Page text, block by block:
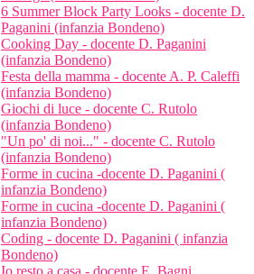
6 Summer Block Party Looks - docente D.
Paganini (infanzia Bondeno)
Cooking Day - docente D. Paganini
(infanzia Bondeno)
Festa della mamma - docente A. P. Caleffi
(infanzia Bondeno)
Giochi di luce - docente C. Rutolo
(infanzia Bondeno)
"Un po' di noi..." - docente C. Rutolo
(infanzia Bondeno)
Forme in cucina -docente D. Paganini (
infanzia Bondeno)
Forme in cucina -docente D. Paganini (
infanzia Bondeno)
Coding - docente D. Paganini ( infanzia
Bondeno)